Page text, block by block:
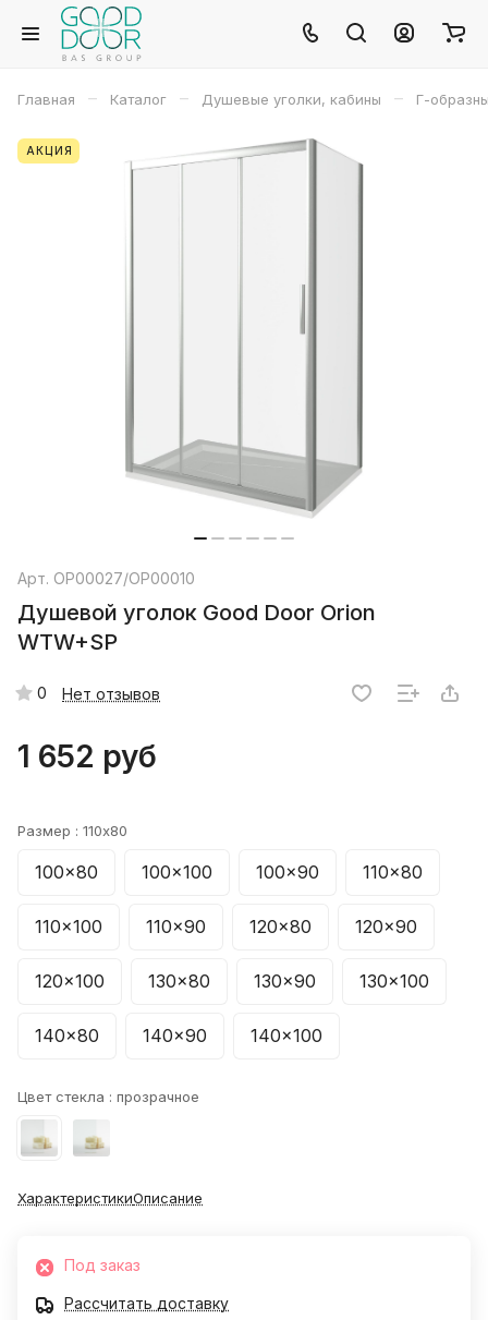
Главная – Каталог – Душевые уголки, кабины – Г-
АКЦИЯ
Арт. ОР00027/ОР00010
Душевой уголок Good Door Orion
WTW+SP
0 Нет отзывов
1 652 руб
Размер : 110x80
100x80 100x100 100x90 110x80
110x100 110x90 120x80 120x90
120x100 130x80 130x90 130x100
140x80 140x90 140x100
Цвет стекла : прозрачное
ХарактеристикиОписание
Под заказ
Рассчитать доставку